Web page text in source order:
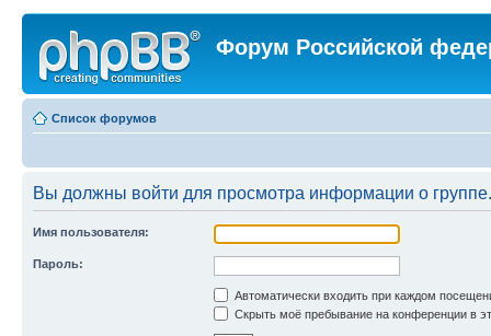
Форум Российской
Список форумов
Вы должны войти для просмотра информации о группе.
Имя пользователя:
Пароль:
Автоматически входить при каждом
Скрыть моё пребывание на конференции в